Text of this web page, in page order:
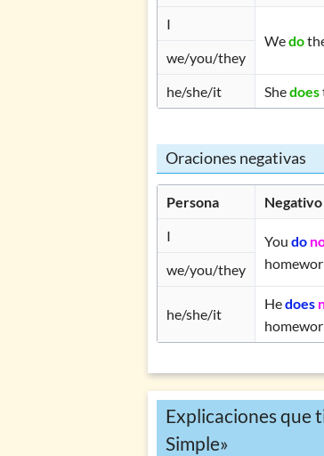
I
Wedo
we/you/they
he/she/it
Shedoes
Oraciones negativas
Persona Negativo
I
Youdo
we/you/they
he/she/it
Hedoes
Explicaciones que
Simple»